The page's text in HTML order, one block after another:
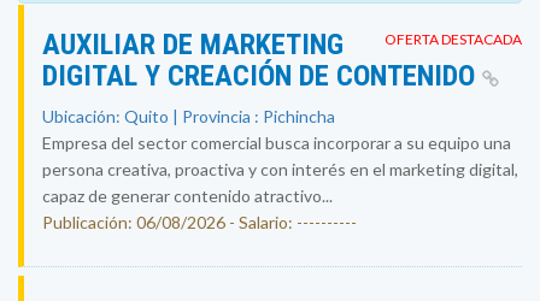
OFERTA DESTACADA
AUXILIAR DE MARKETING
DIGITAL Y CREACIÓN DE CONTENIDO
Ubicación: Quito | Provincia : Pichincha
Empresa del sector comercial busca incorporar a su equipo una
persona creativa, proactiva y con interés en el marketing digital,
capaz de generar contenido atractivo...
Publicación: 06/08/2026 - Salario: ----------